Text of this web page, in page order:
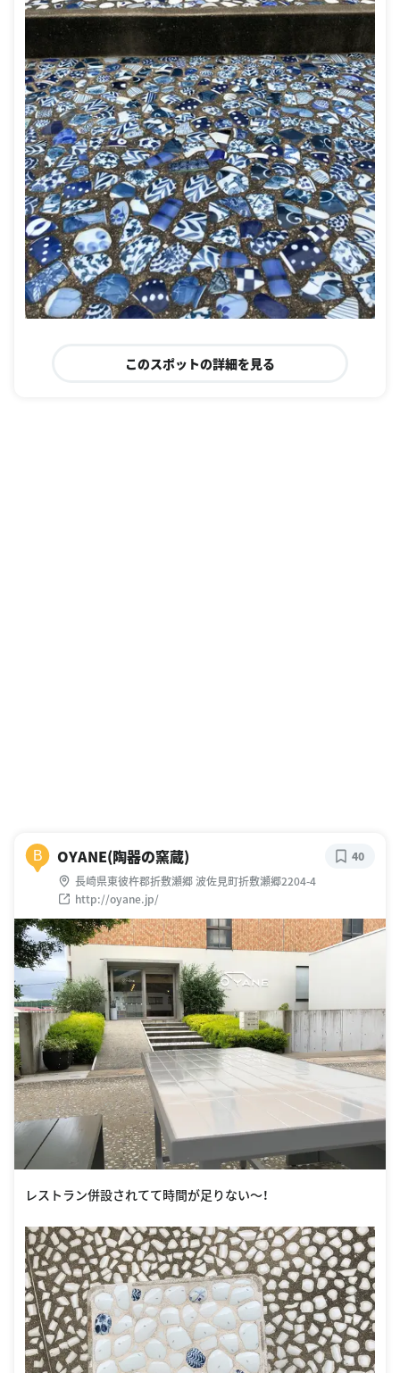
このスポットの詳細を見る
B OYANE(陶器の窯蔵)
長崎県東彼杵郡折敷瀬郷 波佐見町折敷瀬郷2204-4
http://oyane.jp/
40
レストラン併設されてて時間が足りない〜！